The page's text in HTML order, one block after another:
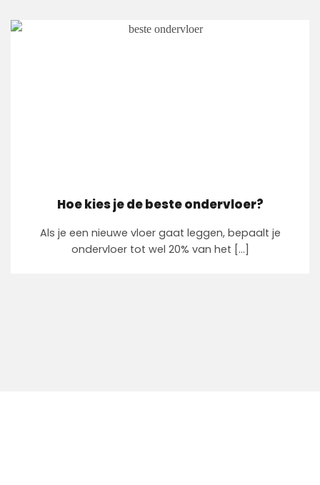
Hoe kies je de beste ondervloer?
Als je een nieuwe vloer gaat leggen, bepaalt je
ondervloer tot wel 20% van het [...]